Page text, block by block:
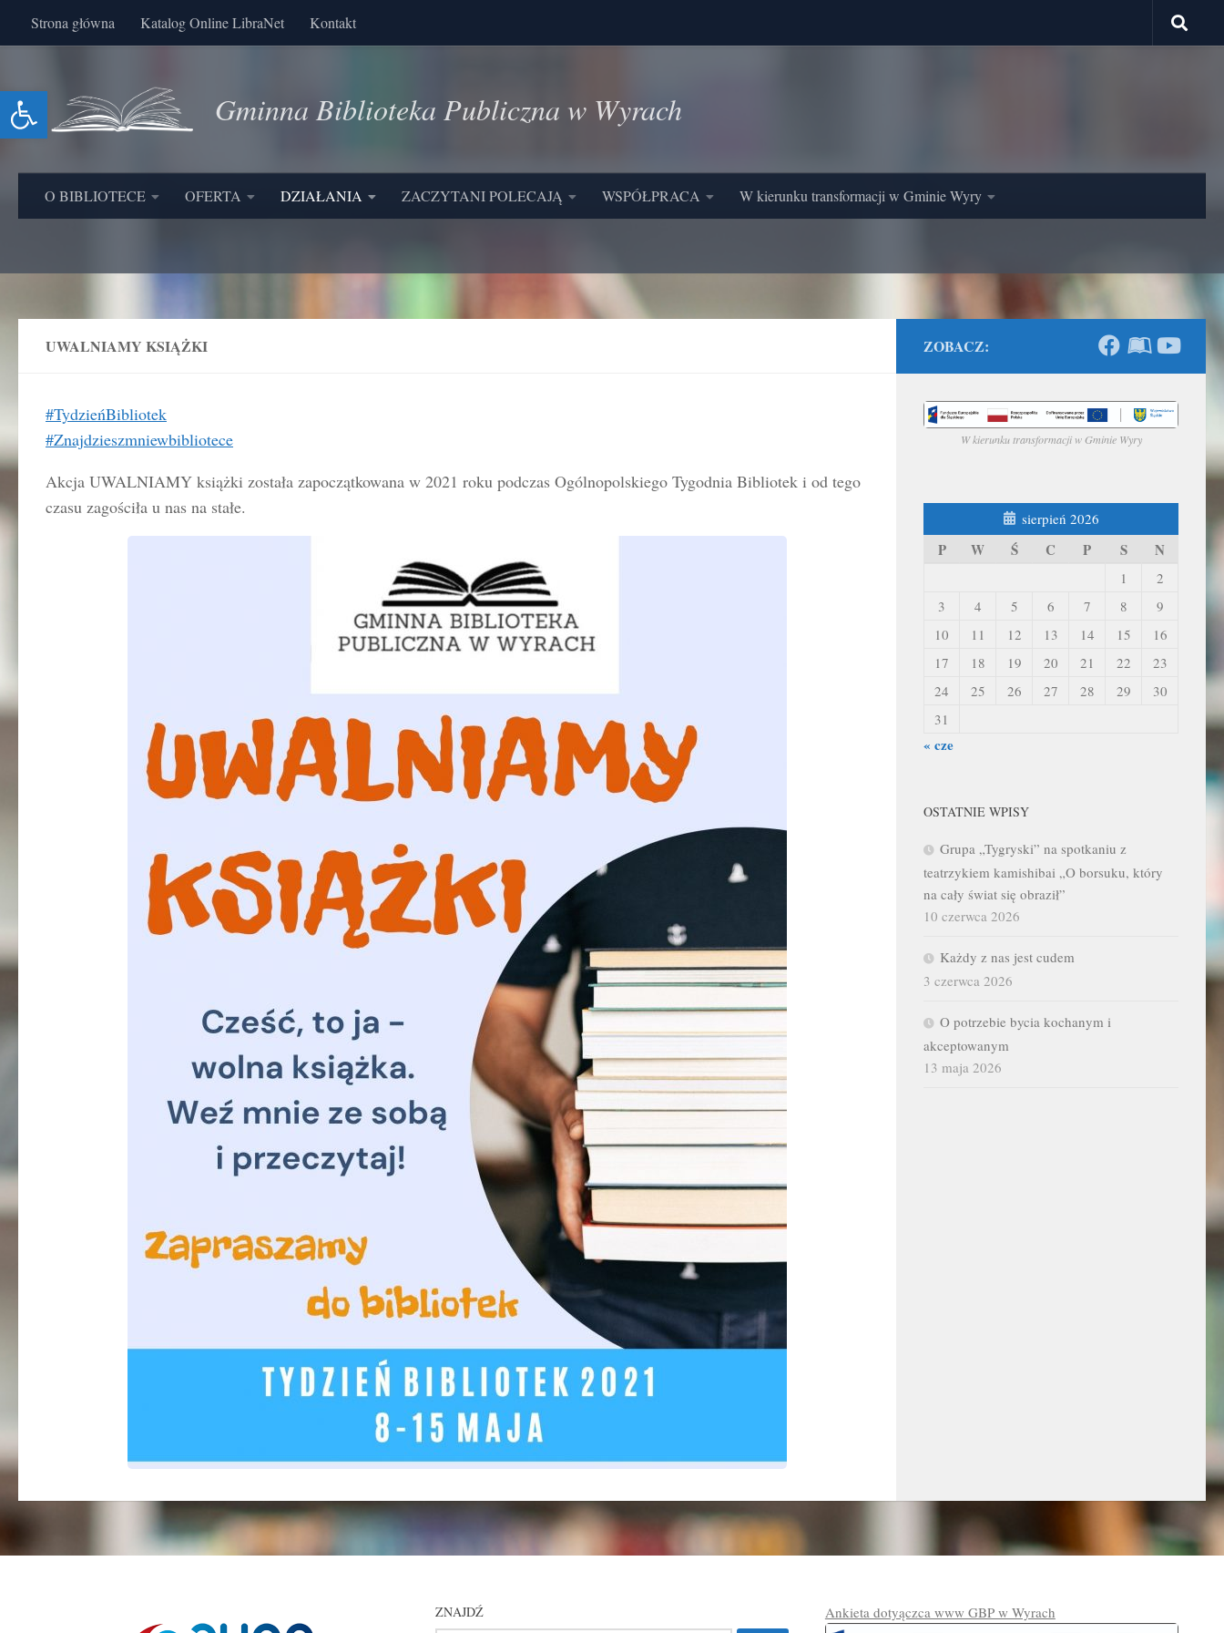
Otwórz pasek narzędzi
Skip to content
Strona główna Katalog Online LibraNet Kontakt
Gminna Biblioteka Publiczna w Wyrach
O BIBLIOTECE OFERTA DZIAŁANIA ZACZYTANI POLECAJĄ WSPÓŁPRACA W kierunku transformacji w Gminie Wyry
UWALNIAMY KSIĄŻKI
#TydzieńBibliotek
#Znajdzieszmniewbibliotece
Akcja UWALNIAMY książki została zapoczątkowana w 2021 roku podczas Ogólnopolskiego Tygodnia Bibliotek i od tego
czasu zagościła u nas na stałe.
ZOBACZ:
W kierunku transformacji w Gminie Wyry
sierpień 2026
P W Ś C P S N
1
2
3
4 5 6 7 8
9
10
11 12 13 14 15
16
17
18 19 20 21 22
23
24
25 26 27 28 29
30
31
« cze
OSTATNIE WPISY
Grupa „Tygryski” na spotkaniu z
teatrzykiem kamishibai „O borsuku, który
na cały świat się obraził”
10 czerwca 2026
Każdy z nas jest cudem
3 czerwca 2026
O potrzebie bycia kochanym i
akceptowanym
13 maja 2026
ZNAJDŹ Ankieta dotyączca www GBP w Wyrach